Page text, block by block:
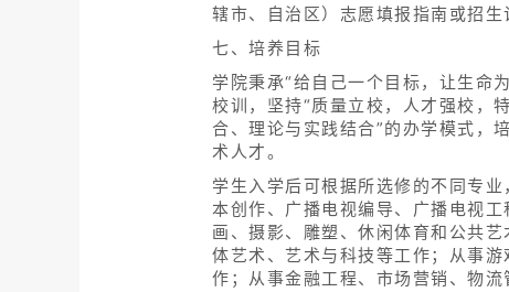
辖市、自治区）志愿填报指南或招生
七、培养目标
学院秉承“给自己一个目标，让生命
校训，坚持“质量立校，人才强校，
合、理论与实践结合”的办学模式，
术人才。
学生入学后可根据所选修的不同专
本创作、广播电视编导、广播电视
画、摄影、雕塑、休闲体育和公共
体艺术、艺术与科技等工作；从事
作；从事金融工程、市场营销、物